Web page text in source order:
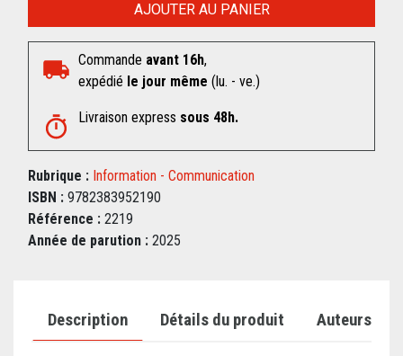
AJOUTER AU PANIER
Commande avant 16h,
expédié le jour même (lu. - ve.)
Livraison express sous 48h.
Rubrique : Information - Communication
ISBN : 9782383952190
Référence : 2219
Année de parution : 2025
Description Détails du produit Auteurs